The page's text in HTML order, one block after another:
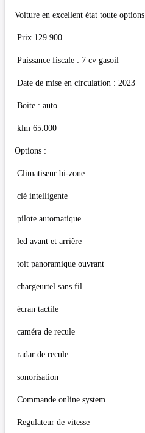
Voiture en excellent état toute options
Prix 129.900
Puissance fiscale : 7 cv gasoil
Date de mise en circulation : 2023
Boite : auto
klm 65.000
Options :
Climatiseur bi-zone
clé intelligente
pilote automatique
led avant et arrière
toit panoramique ouvrant
chargeurtel sans fil
écran tactile
caméra de recule
radar de recule
sonorisation
Commande online system
Regulateur de vitesse